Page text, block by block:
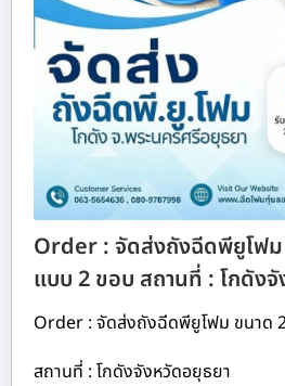
Order : จัดส่งถังฉีดพียูโฟ
แบบ 2 ขอบ สถานที่ : โกดัง
Order : จัดส่งถังฉีดพียูโฟม ขนาด
สถานที่ : โกดังจังหวัดอยุธยา